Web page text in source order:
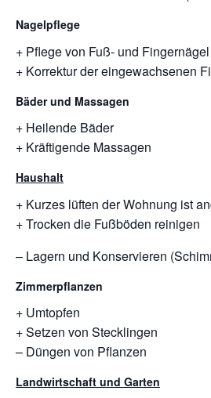
Nagelpflege
+ Pflege von Fuß- und Fingernägel
+ Korrektur der eingewachsenen
Bäder und Massagen
+ Heilende Bäder
+ Kräftigende Massagen
Haushalt
+ Kurzes lüften der Wohnung ist
+ Trocken die Fußböden reinigen
– Lagern und Konservieren
Zimmerpflanzen
+ Umtopfen
+ Setzen von Stecklingen
– Düngen von Pflanzen
Landwirtschaft und Garten